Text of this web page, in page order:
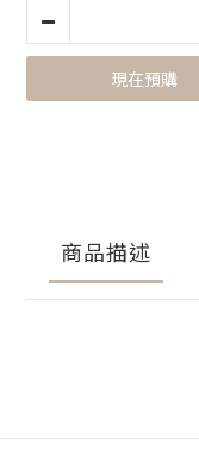
現在預購
商品描述